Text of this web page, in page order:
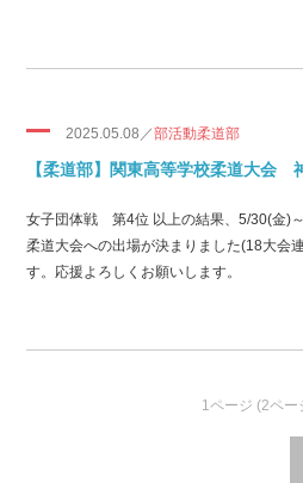
2025.05.08／部活動柔道部
【柔道部】関東高等学校柔道大会
女子団体戦 第4位 以上の結果、5/30(金)
柔道大会への出場が決まりました(18大会
す。応援よろしくお願いします。
1ページ (2ペー